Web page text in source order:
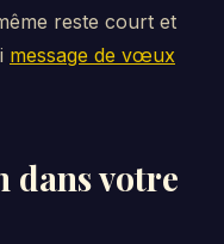
reste court et
message de vœux
dans votre